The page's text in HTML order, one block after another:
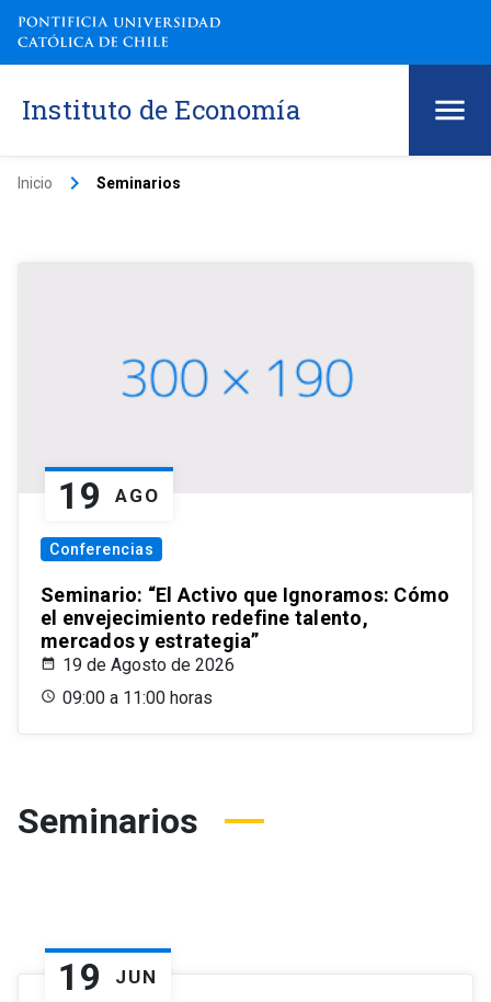
Instituto de Economía
Inicio keyboard_arrow_right Seminarios
19 AGO
Conferencias
Seminario: “El Activo que Ignoramos: Cómo
el envejecimiento redefine talento,
mercados y estrategia”
19 de Agosto de 2026
09:00 a 11:00 horas
Seminarios
19 JUN